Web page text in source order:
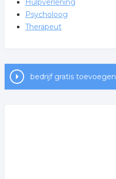
Hulpverlening
Psycholoog
Therapeut
bedrijf gratis toevoegen